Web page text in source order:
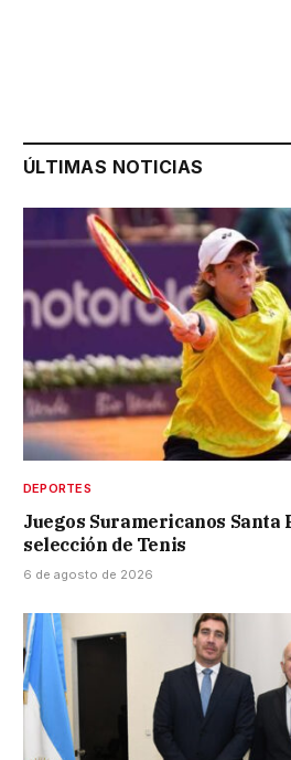
ÚLTIMAS NOTICIAS
DEPORTES
Juegos Suramericanos Santa
selección de Tenis
6 de agosto de 2026